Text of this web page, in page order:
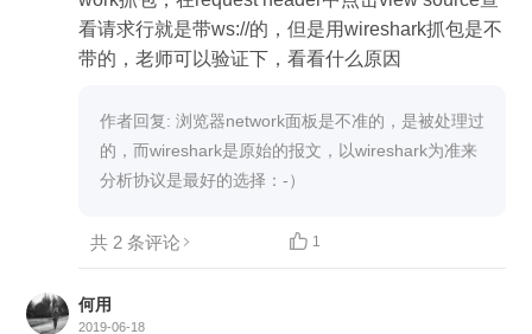
看请求行就是带ws://的，但是用wireshark抓包是不
带的，老师可以验证下，看看什么原因
作者回复: 浏览器network面板是不准的，是被处理过
的，而wireshark是原始的报文，以wireshark为准来
分析协议是最好的选择：-）
共 2 条评论  1
何用
2019-06-18